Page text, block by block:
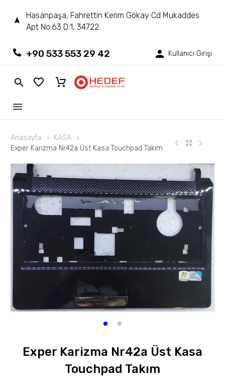
Hasanpaşa, Fahrettin Kerim Gökay Cd Mukaddes
Apt No:63 D:1, 34722
+90 533 553 29 42 Kullanıcı Girişi
Anasayfa
KASA
Exper Karizma Nr42a Üst Kasa Touchpad Takım
Exper Karizma Nr42a Üst Kasa
Touchpad Takım